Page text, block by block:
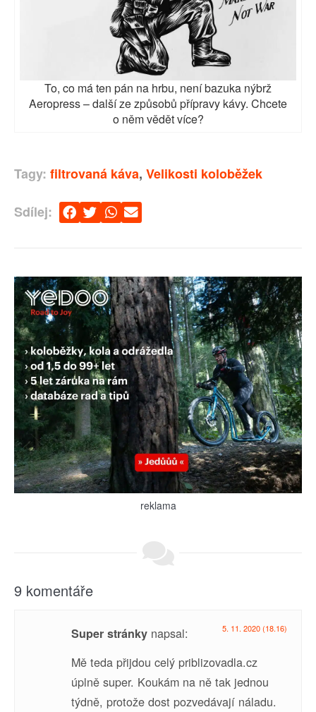
To, co má ten pán na hrbu, není bazuka nýbrž
Aeropress – další ze způsobů přípravy kávy. Chcete
o něm vědět více?
Tagy: filtrovaná káva, Velikosti koloběžek
Sdílej:
reklama
9 komentáře
Super stránky napsal: 5. 11. 2020 (18.16)
Mě teda přijdou celý priblizovadla.cz
úplně super. Koukám na ně tak jednou
týdně, protože dost pozvedávají náladu.